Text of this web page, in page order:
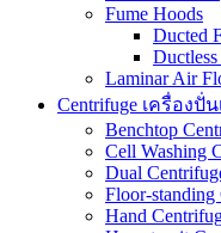
Fume Hoods
Ducted
Laminar Air
Centrifuge เครื่องปั่
Benchtop
Cell Washing
Dual
Floor-standing
Hand